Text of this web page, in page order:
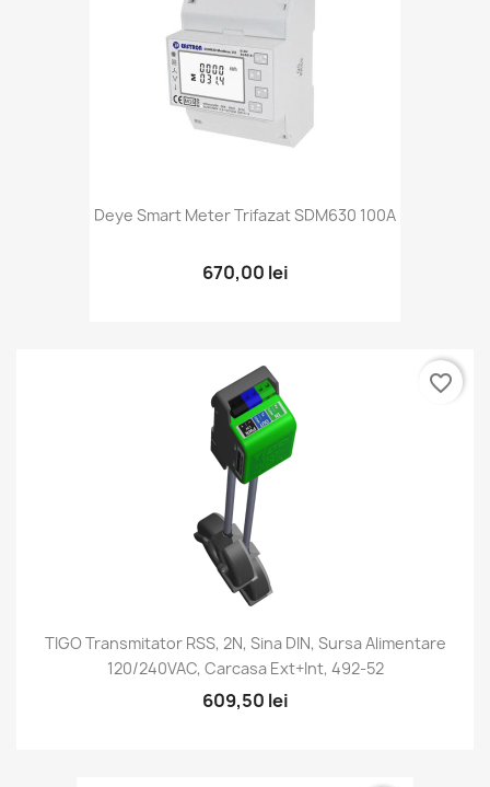
Deye Smart Meter Trifazat SDM630 100A
670,00 lei
TIGO Transmitator RSS, 2N, Sina DIN, Sursa Alimentare
120/240VAC, Carcasa Ext+int, 492-52
609,50 lei
favorite_border